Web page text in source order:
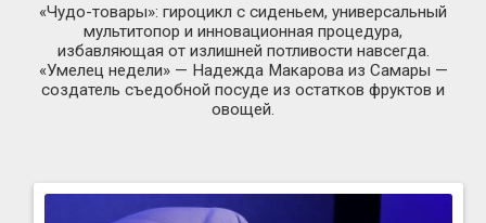
«Чудо-товары»: гироцикл с сиденьем, универсальный
мультитопор и инновационная процедура,
избавляющая от излишней потливости навсегда.
«Умелец недели» — Надежда Макарова из Самары —
создатель съедобной посуде из остатков фруктов и
овощей.